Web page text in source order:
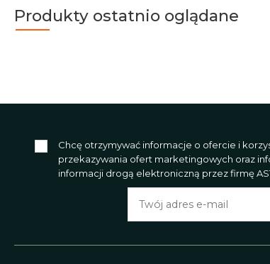
Produkty ostatnio oglądane
Chcę otrzymywać informacje o ofercie i
przekazywania ofert marketingowych oraz
informacji drogą elektroniczną przez firmę